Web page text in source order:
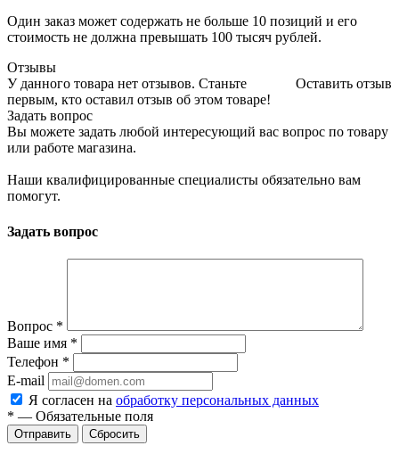
Один заказ может содержать не больше 10 позиций и его
стоимость не должна превышать 100 тысяч рублей.
Отзывы
Оставить отзыв
У данного товара нет отзывов. Станьте
первым, кто оставил отзыв об этом товаре!
Задать вопрос
Вы можете задать любой интересующий вас вопрос по товару
или работе магазина.
Наши квалифицированные специалисты обязательно вам
помогут.
Задать вопрос
Вопрос *
Ваше имя *
Телефон *
E-mail
Я согласен на обработку персональных данных
* — Обязательные поля
Отправить Сбросить